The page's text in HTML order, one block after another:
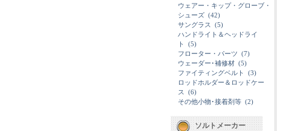
ウェアー・キップ・グローブ・
シューズ (42)
サングラス
(5)
ハンドライト＆ヘッドライ
ト
(5)
フローター・パーツ (7)
ウェーダー･補修材 (5)
ファイティングベルト
(3)
ロッドホルダー＆ロッドケー
ス
(6)
その他小物･接着剤等 (2)
ソルトメーカー